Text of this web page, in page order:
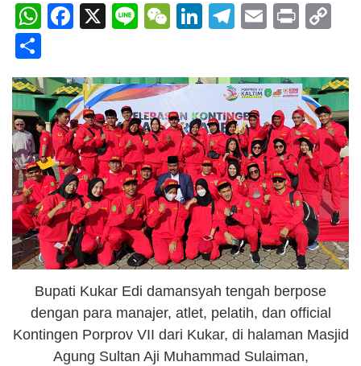
WhatsApp
Facebook
X LineWeChat
LinkedIn
Telegram
Email
Print
Bupati Kukar Edi damansyah tengah berpose
dengan para manajer, atlet, pelatih, dan official
Kontingen Porprov VII dari Kukar, di halaman Masjid
Agung Sultan Aji Muhammad Sulaiman,